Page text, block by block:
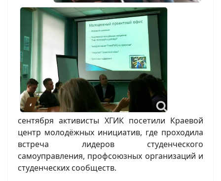
сентября активисты ХГИК посетили Краевой
центр молодёжных инициатив, где проходила
встреча лидеров студенческого
самоуправления, профсоюзных организаций и
студенческих сообществ.